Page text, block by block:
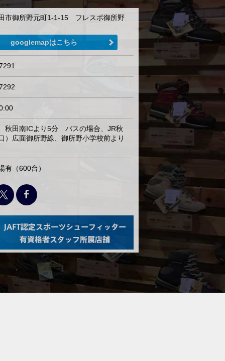
市御所野元町1-1-15 フレスポ御所野
googlemapはこちら
秋田南ICより5分 バスの場合、JR秋
）広面御所野線、御所野小学校前より
有（600台）